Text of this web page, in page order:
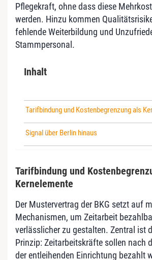
Pflegekraft, ohne dass diese
werden. Hinzu kommen
fehlende Weiterbildung und
Stammpersonal.
Inhalt
Tarifbindung und Kostenbegrenzung als
Signal über Berlin hinaus
Tarifbindung und
Kernelemente
Der Mustervertrag der BKG setzt auf
Mechanismen, um Zeitarbeit
verlässlicher zu gestalten. Zentral ist
Prinzip: Zeitarbeitskräfte sollen nach
der entleihenden Einrichtung bezahlt